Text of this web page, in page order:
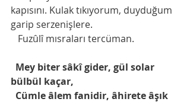
kapısını. Kulak tıkıyorum, duyduğum
garip serzenişlere.
   Fuzûlî mısraları tercüman.
Mey biter sâkî gider, gül solar
bülbül kaçar,